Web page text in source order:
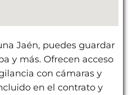
Jaén, puedes guardar
y más. Ofrecen acceso
con cámaras y
en el contrato y